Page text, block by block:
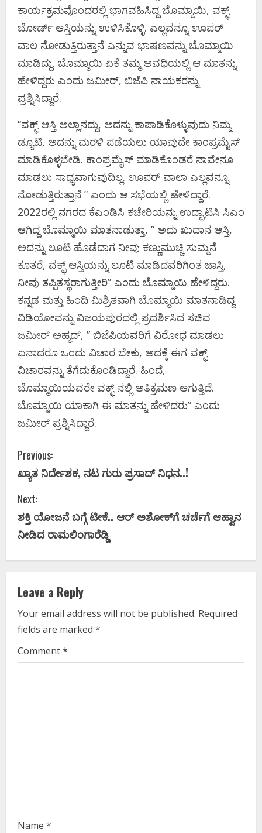
ಕಾರ್ಯಕ್ರಮವೊಂದರಲ್ಲಿ ಭಾಗವಹಿಸಿದ್ದ ಬೊಮ್ಮಾಯಿ, ವಕ್ಫ್
ಬೋರ್ಡ್ ಆಸ್ತಿಯನ್ನು ಉಳಿಸಿಕೊಳ್ಳಿ. ಎಲ್ಲವನ್ನೂ ಊಪರ್
ವಾಲ ನೋಡುತ್ತಿರುತ್ತಾನೆ ಎನ್ನುವ ಭಾಷಣವನ್ನು ಬೊಮ್ಮಾಯಿ
ಮಾಡಿದ್ದು, ಬೊಮ್ಮಾಯಿ ಏಕೆ ತಮ್ಮ ಅವಧಿಯಲ್ಲಿ ಆ ಮಾತನ್ನು
ಹೇಳಿದ್ದರು ಎಂದು ಜಮೀರ್, ಬಿಜೆಪಿ ನಾಯಕರನ್ನು
ಪ್ರಶ್ನಿಸಿದ್ದಾರೆ.
“ವಕ್ಫ್ ಆಸ್ತಿ ಅಲ್ಲಾನದ್ದು, ಅದನ್ನು ಕಾಪಾಡಿಕೊಳ್ಳುವುದು ನಿಮ್ಮ
ಡ್ಯೂಟಿ, ಅದನ್ನು ಮರಳಿ ಪಡೆಯಲು ಯಾವುದೇ ಕಾಂಪ್ರಮೈಸ್
ಮಾಡಿಕೊಳ್ಳಬೇಡಿ. ಕಾಂಪ್ರಮೈಸ್ ಮಾಡಿಕೊಂಡರೆ ನಾವೇನೂ
ಮಾಡಲು ಸಾಧ್ಯವಾಗುವುದಿಲ್ಲ. ಊಪರ್ ವಾಲಾ ಎಲ್ಲವನ್ನೂ
ನೋಡುತ್ತಿರುತ್ತಾನೆ ” ಎಂದು ಆ ಸಭೆಯಲ್ಲಿ ಹೇಳಿದ್ದಾರೆ.
2022ರಲ್ಲಿ ನಗರದ ಕೆಎಂಡಿಸಿ ಕಚೇರಿಯನ್ನು ಉದ್ಘಾಟಿಸಿ ಸಿಎಂ
ಆಗಿದ್ದ ಬೊಮ್ಮಾಯಿ ಮಾತನಾಡುತ್ತಾ, ” ಅದು ಖುದಾನ ಆಸ್ತಿ,
ಅದನ್ನು ಲೂಟಿ ಹೊಡೆದಾಗ ನೀವು ಕಣ್ಣುಮುಚ್ಚಿ ಸುಮ್ಮನೆ
ಕೂತರೆ, ವಕ್ಫ್ ಆಸ್ತಿಯನ್ನು ಲೂಟಿ ಮಾಡಿದವರಿಗಿಂತ ಜಾಸ್ತಿ,
ನೀವು ತಪ್ಪಿತಸ್ಥರಾಗುತ್ತೀರಿ” ಎಂದು ಬೊಮ್ಮಾಯಿ ಹೇಳಿದ್ದರು.
ಕನ್ನಡ ಮತ್ತು ಹಿಂದಿ ಮಿಶ್ರಿತವಾಗಿ ಬೊಮ್ಮಾಯಿ ಮಾತನಾಡಿದ್ದ
ವಿಡಿಯೋವನ್ನು ವಿಜಯಪುರದಲ್ಲಿ ಪ್ರದರ್ಶಿಸಿದ ಸಚಿವ
ಜಮೀರ್ ಅಹ್ಮದ್, ” ಬಿಜೆಪಿಯವರಿಗೆ ವಿರೋಧ ಮಾಡಲು
ಏನಾದರೂ ಒಂದು ವಿಚಾರ ಬೇಕು, ಅದಕ್ಕೆ ಈಗ ವಕ್ಫ್
ವಿಚಾರವನ್ನು ತೆಗೆದುಕೊಂಡಿದ್ದಾರೆ. ಹಿಂದೆ,
ಬೊಮ್ಮಾಯಿಯವರೇ ವಕ್ಫ್ ನಲ್ಲಿ ಅತಿಕ್ರಮಣ ಆಗುತ್ತಿದೆ.
ಬೊಮ್ಮಾಯಿ ಯಾಕಾಗಿ ಈ ಮಾತನ್ನು ಹೇಳಿದರು” ಎಂದು
ಜಮೀರ್ ಪ್ರಶ್ನಿಸಿದ್ದಾರೆ.
C
o
n
t
i
n
u
e
R
g
Previous:
ಖ್ಯಾತ ನಿರ್ದೇಶಕ, ನಟ ಗುರು ಪ್ರಸಾದ್ ನಿಧನ..!
Next:
ಶಕ್ತಿ ಯೋಜನೆ ಬಗ್ಗೆ ಟೀಕೆ.. ಆರ್ ಅಶೋಕ್‌ಗೆ ಚರ್ಚೆಗೆ ಆಹ್ವಾನ
ನೀಡಿದ ರಾಮಲಿಂಗಾರೆಡ್ಡಿ
Leave a Reply
Your email address will not be published. Required
fields are marked *
Comment*
Name *